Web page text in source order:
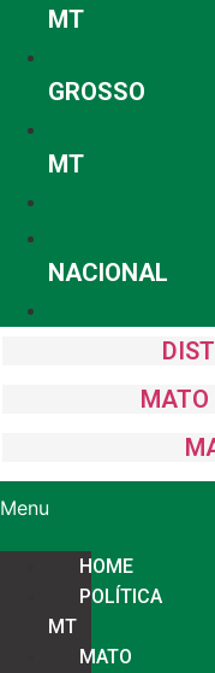
MT
GROSSO
MT
NACIONAL
MATO
Menu
HOME
POLÍTICA
MT
MATO